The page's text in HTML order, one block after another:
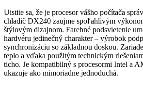
Uistite sa, že je procesor vášho počítača
chladič DX240 zaujme spoľahlivým
štýlovým dizajnom. Farebné podsvietenie
hardvéru jedinečný charakter – výrobok
synchronizáciu so základnou doskou.
teplo a vďaka použitým technickým
ticho. Je kompatibilný s procesormi Intel a
ukazuje ako mimoriadne jednoduchá.